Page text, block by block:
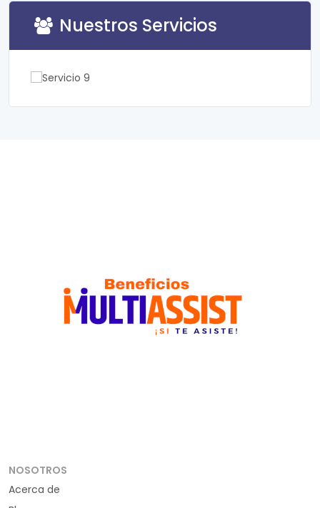
Nuestros Servicios
NOSOTROS
Acerca de